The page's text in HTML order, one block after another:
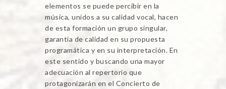
elementos se puede percibir en la
música, unidos a su calidad vocal, hacen
de esta formación un grupo singular,
garantia de calidad en su propuesta
programática y en su interpretación. En
este sentido y buscando una mayor
adecuación al repertorio que
protagonizarán en el Concierto de